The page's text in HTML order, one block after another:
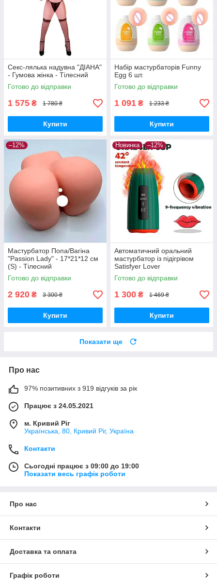
Секс-лялька надувна "ДІАНА"
- Гумова жінка - Тілесний
Готово до відправки
1 575 ₴ 1 780 ₴
Купити
Набір мастурбаторів Funny
Egg 6 шт.
Готово до відправки
1 091 ₴ 1 233 ₴
Купити
–12%
Мастурбатор Попа/Вагіна
"Passion Lady" - 17*21*12 см
(S) - Тілесний
Готово до відправки
2 920 ₴ 3 300 ₴
Купити
Новинка –12%
Автоматичний оральний
мастурбатор із підігрівом
Satisfyer Lover
Готово до відправки
1 300 ₴ 1 469 ₴
Купити
Показати ще
Про нас
97% позитивних з 919 відгуків за рік
Працює з 24.05.2021
м. Кривий Ріг
Українська, 80, Кривий Ріг, Україна
Контакти
Сьогодні працює з 09:00 до 19:00
Показати весь графік роботи
Про нас
Контакти
Доставка та оплата
Графік роботи